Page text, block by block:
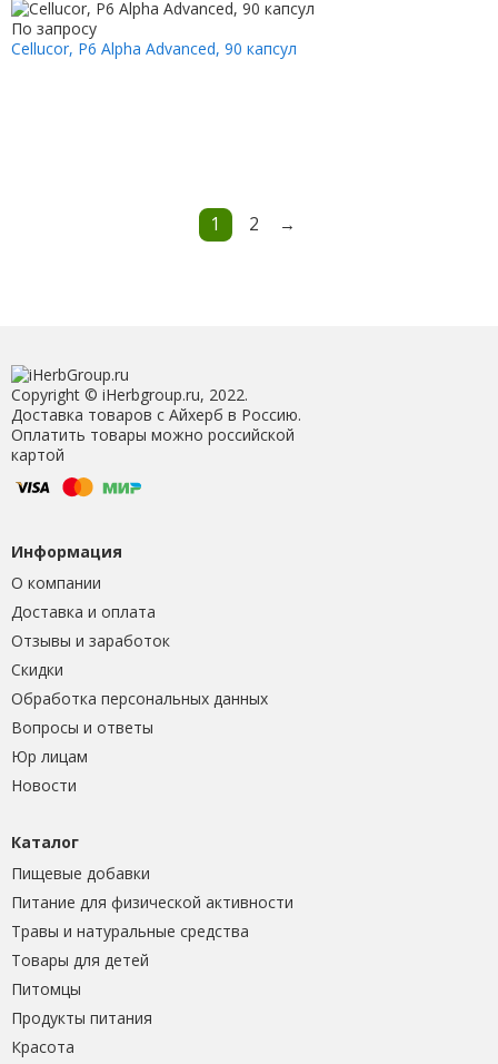
По запросу
Cellucor, P6 Alpha Advanced, 90 капсул
1 2 →
Copyright © iHerbgroup.ru, 2022.
Доставка товаров с Айхерб в Россию.
Оплатить товары можно российской
картой
Информация
О компании
Доставка и оплата
Отзывы и заработок
Скидки
Обработка персональных данных
Вопросы и ответы
Юр лицам
Новости
Каталог
Пищевые добавки
Питание для физической активности
Травы и натуральные средства
Товары для детей
Питомцы
Продукты питания
Красота